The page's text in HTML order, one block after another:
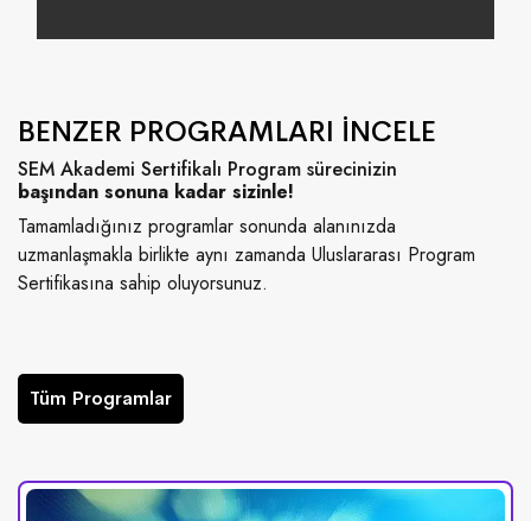
BENZER PROGRAMLARI İNCELE
SEM Akademi Sertifikalı Program sürecinizin
başından sonuna kadar sizinle!
Tamamladığınız programlar sonunda alanınızda
uzmanlaşmakla birlikte aynı zamanda Uluslararası Program
Sertifikasına sahip oluyorsunuz.
Tüm Programlar